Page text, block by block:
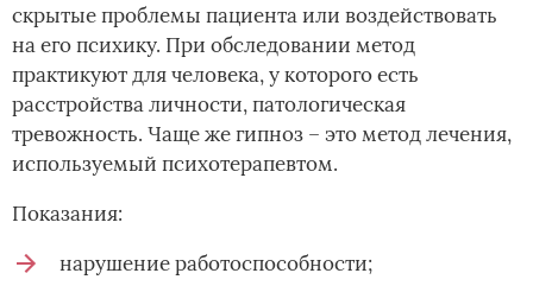
скрытые проблемы пациента или воздействовать
на его психику. При обследовании метод
практикуют для человека, у которого есть
расстройства личности, патологическая
тревожность. Чаще же гипноз – это метод лечения,
используемый психотерапевтом.
Показания:
нарушение работоспособности;